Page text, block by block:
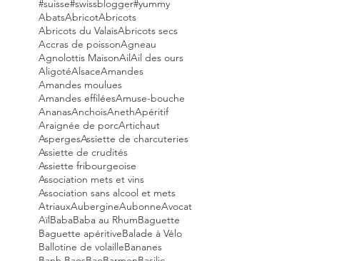
#suisse#swissblogger#yummy
AbatsAbricotAbricots
Abricots du ValaisAbricots secs
Accras de poissonAgneau
Agnolottis MaisonAilAil des ours
AligotéAlsaceAmandes
Amandes moulues
Amandes effiléesAmuse-bouche
AnanasAnchoisAnethApéritif
Araignée de porcArtichaut
AspergesAssiette de charcuteries
Assiette de crudités
Assiette fribourgeoise
Association mets et vins
Association sans alcool et mets
AtriauxAubergineAubonneAvocat
AïlBabaBaba au RhumBaguette
Baguette apéritiveBalade à Vélo
Ballotine de volailleBananes